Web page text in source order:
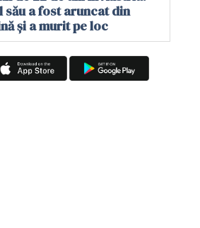
său a fost aruncat din
și a murit pe loc